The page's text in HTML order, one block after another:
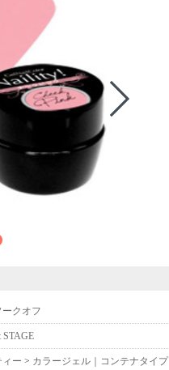
クオフ
STAGE
ー > カラージェル｜コンテナタイプ